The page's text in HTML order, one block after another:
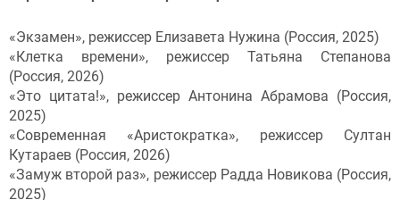
«Экзамен», режиссер Елизавета Нужина (Россия, 2025)
«Клетка времени», режиссер Татьяна Степанова
(Россия, 2026)
«Это цитата!», режиссер Антонина Абрамова (Россия,
2025)
«Современная «Аристократка», режиссер Султан
Кутараев (Россия, 2026)
«Замуж второй раз», режиссер Радда Новикова (Россия,
2025)